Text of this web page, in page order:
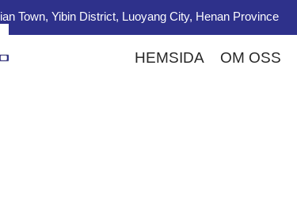
Town, Yibin District, Luoyang City, Henan Province
HEMSIDA OM OSS